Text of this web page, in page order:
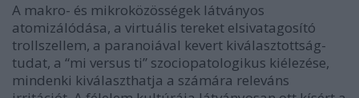
A makro- és mikroközösségek látványos
atomizálódása, a virtuális tereket elsivatagosító
trollszellem, a paranoiával kevert kiválasztottság-
tudat, a “mi versus ti” szociopatologikus kiélezése,
mindenki kiválaszthatja a számára releváns